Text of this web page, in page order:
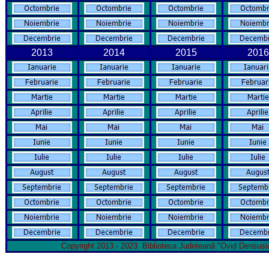
2013 2014 2015 2016
Copyright 2013 - 2023 Biblioteca Județeanã "Ovid